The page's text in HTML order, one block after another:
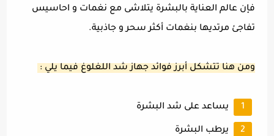
فإن عالم العناية بالبشرة يتلاشى مع نغمات و احاسيس
تفاجئ مرتديها بنغمات أكثر سحر و جاذبية.
ومن هنا تتشكل أبرز فوائد جهاز شد اللغلوغ فيما يلي :
يساعد على شد البشرة
يرطب البشرة